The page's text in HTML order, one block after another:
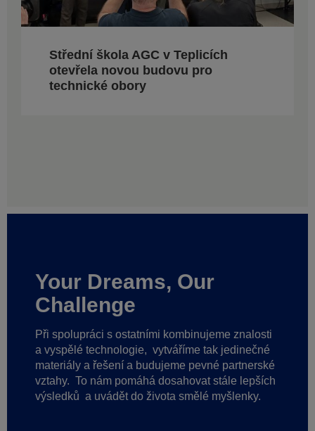
Střední škola AGC v Teplicích
otevřela novou budovu pro
technické obory
Your Dreams, Our
Challenge
Při spolupráci s ostatními kombinujeme znalosti
a vyspělé technologie, vytváříme tak jedinečné
materiály a řešení a budujeme pevné partnerské
vztahy. To nám pomáhá dosahovat stále lepších
výsledků a uvádět do života smělé myšlenky.